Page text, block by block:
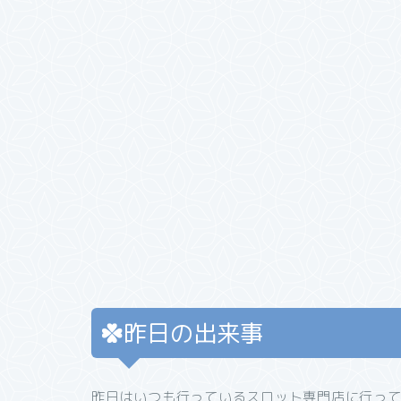
昨日の出来事
昨日はいつも行っているスロット専門店に行っ